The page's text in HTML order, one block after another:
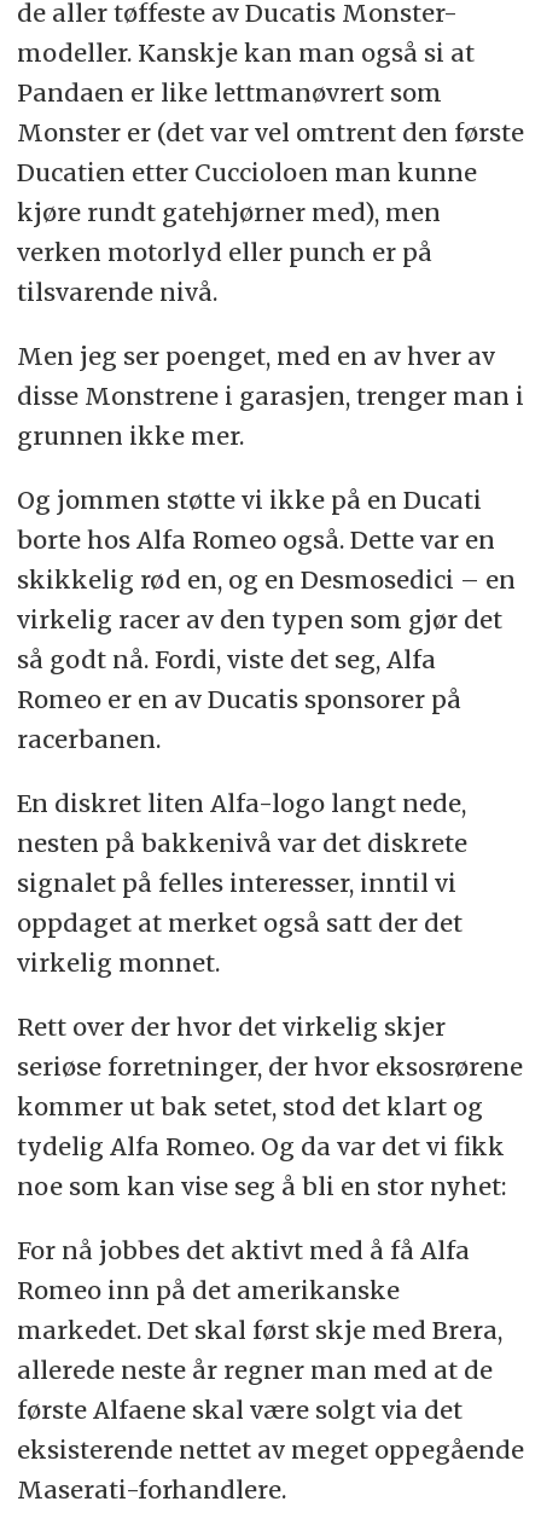
de aller tøffeste av Ducatis Monster-
modeller. Kanskje kan man også si at
Pandaen er like lettmanøvrert som
Monster er (det var vel omtrent den første
Ducatien etter Cuccioloen man kunne
kjøre rundt gatehjørner med), men
verken motorlyd eller punch er på
tilsvarende nivå.
Men jeg ser poenget, med en av hver av
disse Monstrene i garasjen, trenger man i
grunnen ikke mer.
Og jommen støtte vi ikke på en Ducati
borte hos Alfa Romeo også. Dette var en
skikkelig rød en, og en Desmosedici – en
virkelig racer av den typen som gjør det
så godt nå. Fordi, viste det seg, Alfa
Romeo er en av Ducatis sponsorer på
racerbanen.
En diskret liten Alfa-logo langt nede,
nesten på bakkenivå var det diskrete
signalet på felles interesser, inntil vi
oppdaget at merket også satt der det
virkelig monnet.
Rett over der hvor det virkelig skjer
seriøse forretninger, der hvor eksosrørene
kommer ut bak setet, stod det klart og
tydelig Alfa Romeo. Og da var det vi fikk
noe som kan vise seg å bli en stor nyhet:
For nå jobbes det aktivt med å få Alfa
Romeo inn på det amerikanske
markedet. Det skal først skje med Brera,
allerede neste år regner man med at de
første Alfaene skal være solgt via det
eksisterende nettet av meget oppegående
Maserati-forhandlere.